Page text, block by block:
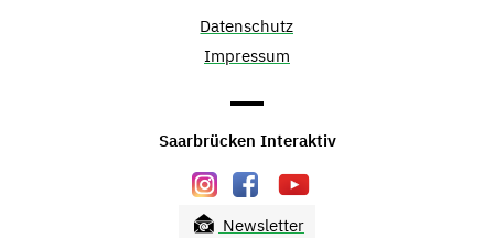
Datenschutz
Impressum
Saarbrücken Interaktiv
Newsletter